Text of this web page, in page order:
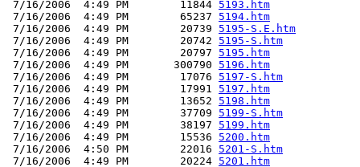
7/16/2006  4:49 PM        11844 5193.htm
7/16/2006  4:49 PM        65237 5194.htm
7/16/2006  4:49 PM        20739 5195-S.E.htm
7/16/2006  4:49 PM        20742 5195-S.htm
7/16/2006  4:49 PM        20797 5195.htm
7/16/2006  4:49 PM       300790 5196.htm
7/16/2006  4:49 PM        17076 5197-S.htm
7/16/2006  4:49 PM        17991 5197.htm
7/16/2006  4:49 PM        13652 5198.htm
7/16/2006  4:49 PM        37709 5199-S.htm
7/16/2006  4:49 PM        38197 5199.htm
7/16/2006  4:49 PM        15536 5200.htm
7/16/2006  4:50 PM        22016 5201-S.htm
7/16/2006  4:49 PM        20224 5201.htm